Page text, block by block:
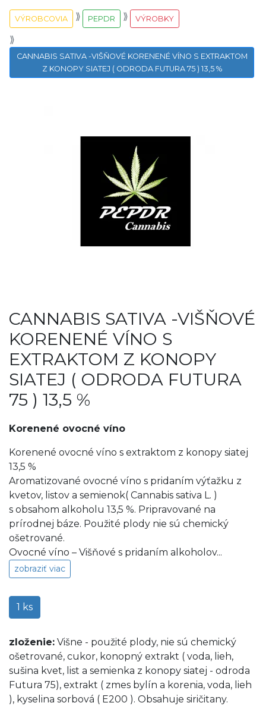
VÝROBCOVIA PEPDR VÝROBKY
CANNABIS SATIVA -VIŠŇOVÉ KORENENÉ VÍNO S EXTRAKTOM
Z KONOPY SIATEJ ( ODRODA FUTURA 75 ) 13,5 %
CANNABIS SATIVA -VIŠŇOVÉ
KORENENÉ VÍNO S
EXTRAKTOM Z KONOPY
SIATEJ ( ODRODA FUTURA
75 ) 13,5 %
Korenené ovocné víno
Korenené ovocné víno s extraktom z konopy siatej
13,5 %
Aromatizované ovocné víno s pridaním výťažku z
kvetov, listov a semienok( Cannabis sativa L. )
s obsahom alkoholu 13,5 %. Pripravované na
prírodnej báze. Použité plody nie sú chemický
ošetrované.
Ovocné víno – Višňové s pridaním alkoholov...
zobraziť viac
1 ks
zloženie: Višne - použité plody, nie sú chemický
ošetrované, cukor, konopný extrakt ( voda, lieh,
sušina kvet, list a semienka z konopy siatej - odroda
Futura 75), extrakt ( zmes bylín a korenia, voda, lieh
), kyselina sorbová ( E200 ). Obsahuje siričitany.